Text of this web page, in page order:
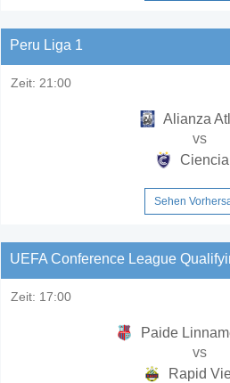
Peru Liga 1
Zeit: 21:00
Alianza
vs
Sehen
UEFA Conference League
Zeit: 17:00
Paide
vs
Rapid